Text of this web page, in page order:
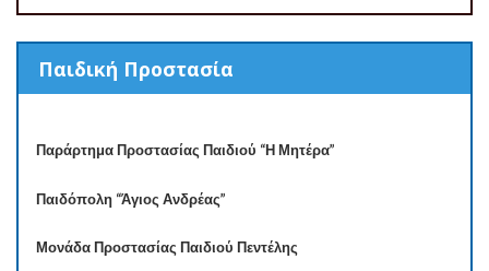
Παιδική Προστασία
Παράρτημα Προστασίας Παιδιού “Η Μητέρα”
Παιδόπολη “Άγιος Ανδρέας”
Μονάδα Προστασίας Παιδιού Πεντέλης